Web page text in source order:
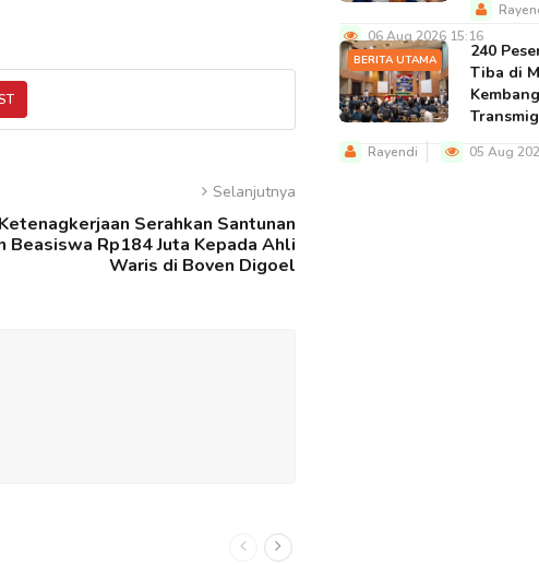
Selanjutnya
Serahkan Santunan
Beasiswa Rp184 Juta Kepada Ahli
Waris di Boven Digoel
06 Aug 2026 15:16
BERITA UTAMA
240
Tiba di
Rayendi 05 Aug